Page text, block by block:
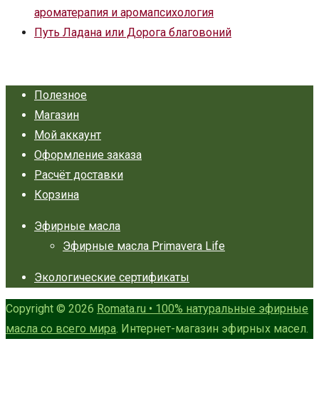
ароматерапия и аромапсихология
Путь Ладана или Дорога благовоний
Полезное
Магазин
Мой аккаунт
Оформление заказа
Расчёт доставки
Корзина
Эфирные масла
Эфирные масла Primavera Life
Экологические сертификаты
Copyright © 2026 Romata.ru • 100% натуральные эфирные
масла со всего мира . Интернет-магазин эфирных масел.